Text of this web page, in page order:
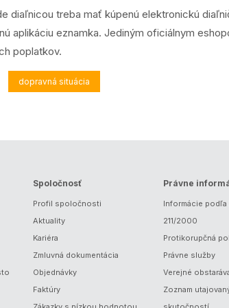
treba mať kúpenú elektronickú
aplikáciu eznamka. Jediným oficiálnym
poplatkov.
dopravná situácia
Spoločnosť
Profil spoločnosti
Aktuality
Kariéra
Zmluvná dokumentácia
Objednávky
Faktúry
Právne
Informácie podľa
211/2000
Protikorupčná
Právne služby
Verejné
Zoznam